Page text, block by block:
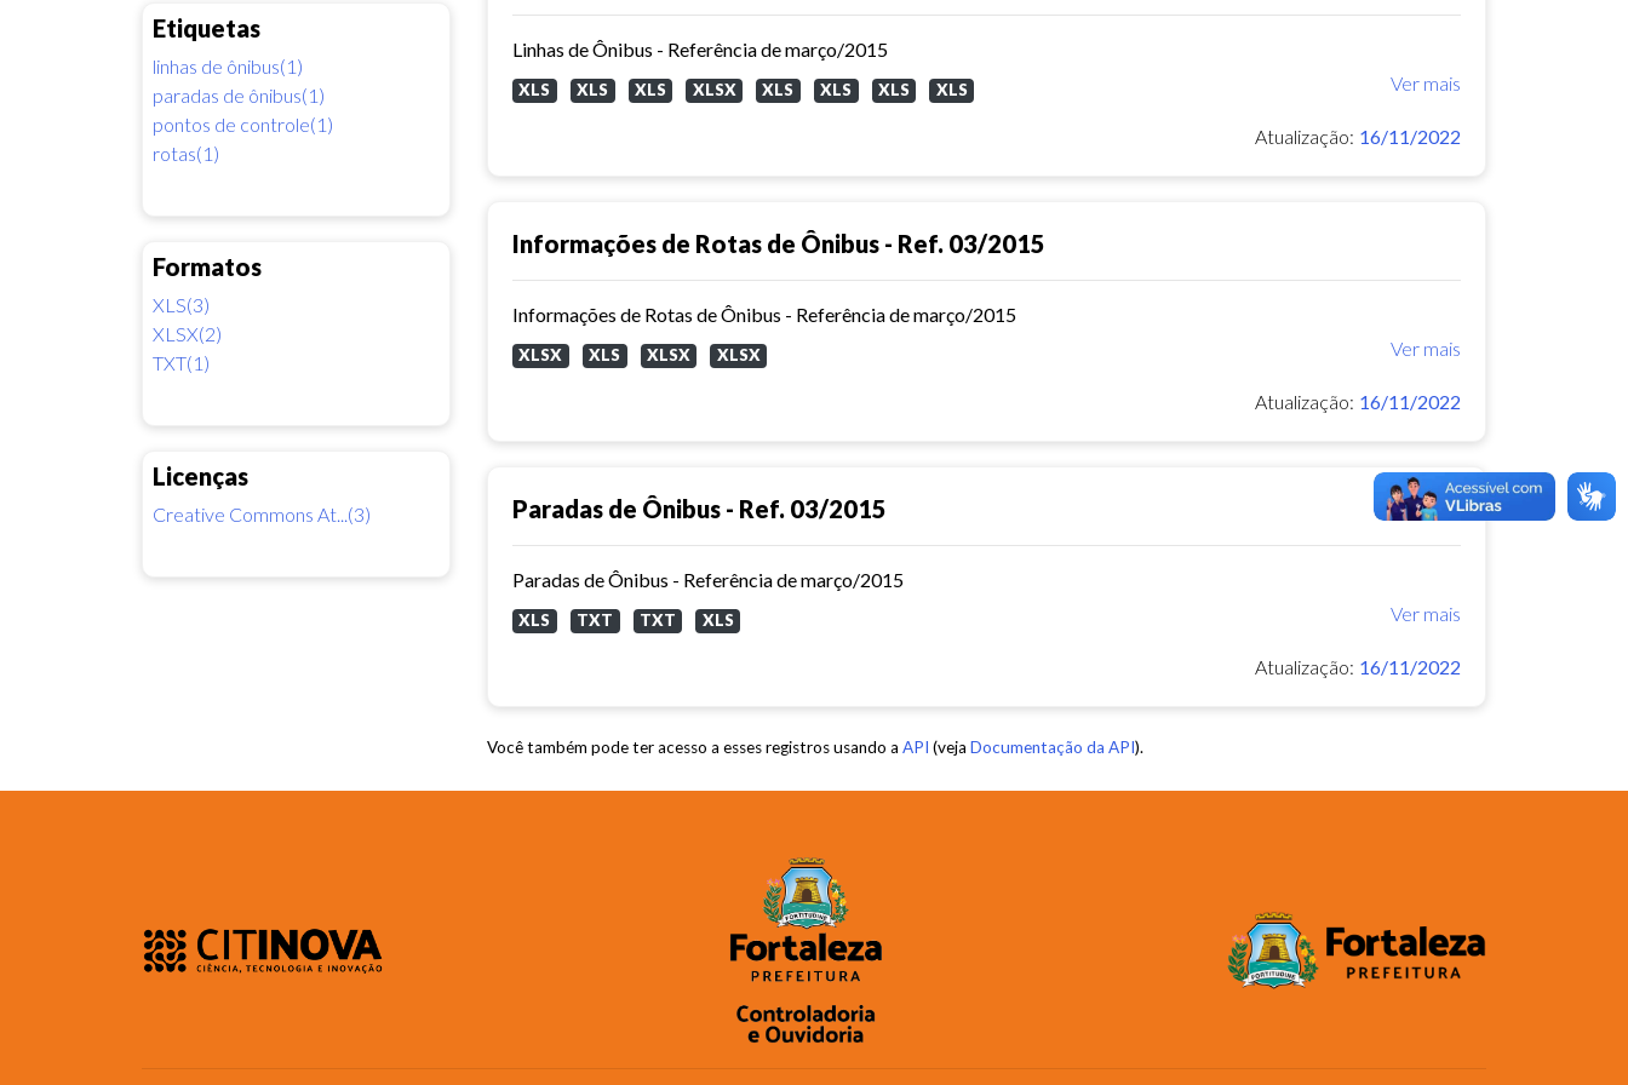
Etiquetas
linhas de ônibus(1)
paradas de ônibus(1)
pontos de controle(1)
rotas(1)
Formatos
XLS(3)
XLSX(2)
TXT(1)
Licenças
Creative Commons At...(3)
Linhas de Ônibus - Referência de março/2015
Ver mais
XLS XLS XLS XLSX XLS XLS XLS XLS
Atualização: 16/11/2022
Informações de Rotas de Ônibus - Ref. 03/2015
Informações de Rotas de Ônibus - Referência de março/2015
Ver mais
XLSX XLS XLSX XLSX
Atualização: 16/11/2022
Paradas de Ônibus - Ref. 03/2015
Paradas de Ônibus - Referência de março/2015
Ver mais
XLS TXT TXT XLS
Atualização: 16/11/2022
Você também pode ter acesso a esses registros usando a API (veja Documentação da API).